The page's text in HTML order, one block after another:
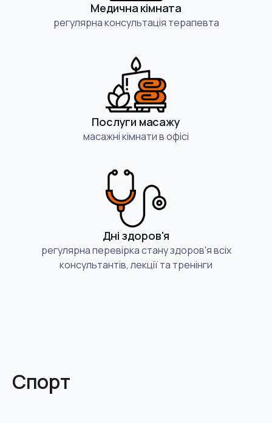
Медична кімната
регулярна консультація терапевта
Послуги масажу
масажні кімнати в офісі
Дні здоров'я
регулярна перевірка стану здоров'я всіх
консультантів, лекції та тренінги
Спорт